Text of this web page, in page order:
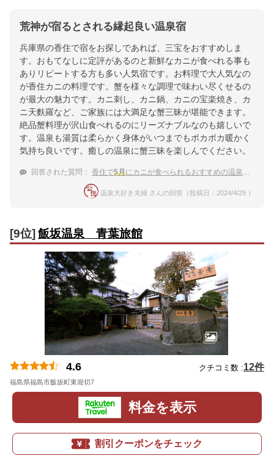
荒神が宿るとされる縁起良い温泉宿
兵庫県の香住で宿をお探しであれば、三宝をおすすめしま
す。おもてなしに定評があるのと新鮮なカニが食べれる事も
ありリピートする方も多い人気宿です。お料理で大人気なの
が香住カニの料理です。蟹を様々な調理で味わい尽くせるの
が最大の魅力です。カニ刺し、カニ鍋、カニの宝楽焼き、カ
ニ天麩羅など、ご家族には大満足な蟹三昧が堪能できます。
絶品蟹料理が沢山食べれるのにリーズナブルなのも嬉しいで
す。温泉も湯質は柔らかく身体がいつまでもポカポカ暖かく
気持ち良いです。癒しの温泉に蟹三昧を楽しんでください。
回答された質問： 香住で5月にカニが食べられるおすすめの温泉旅館
温泉大好き夫婦 さんの回答（投稿日：2024/4/29 ）
[9位]飯坂温泉 青葉旅館
4.6 クチコミ数 :12件
福島県福島市飯坂町東堀切7
料金を表示
割引クーポンをチェック